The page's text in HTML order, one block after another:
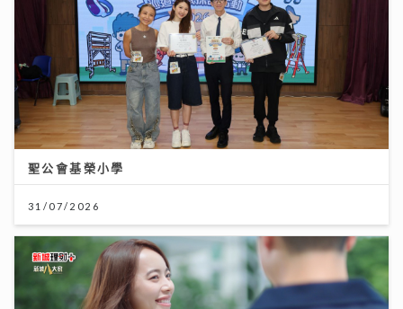
聖公會基榮小學
31/07/2026